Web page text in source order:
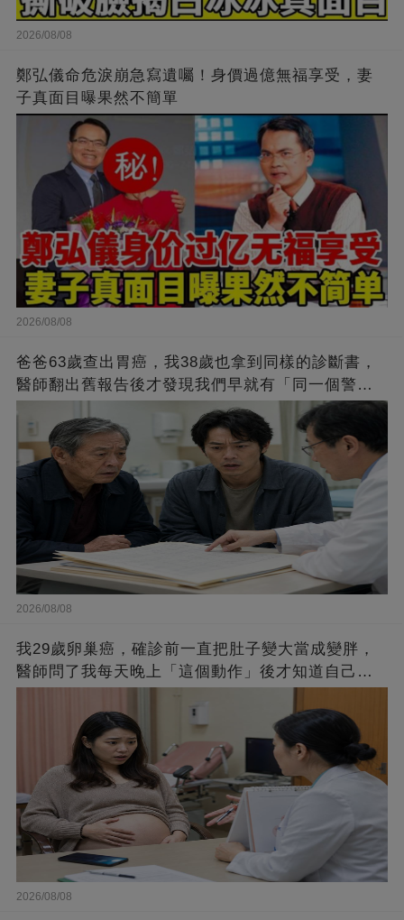
2026/08/08
鄭弘儀命危淚崩急寫遺囑！身價過億無福享受，妻
子真面目曝果然不簡單
2026/08/08
爸爸63歲查出胃癌，我38歲也拿到同樣的診斷書，
醫師翻出舊報告後才發現我們早就有「同一個警
2026/08/08
我29歲卵巢癌，確診前一直把肚子變大當成變胖，
醫師問了我每天晚上「這個動作」後才知道自己拖
2026/08/08